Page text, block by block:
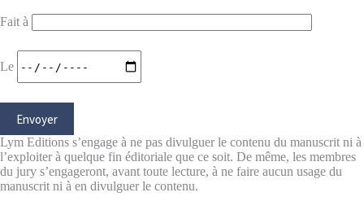
Fait à
Le
Lym Editions s’engage à ne pas divulguer le contenu du manuscrit ni à
l’exploiter à quelque fin éditoriale que ce soit. De même, les membres
du jury s’engageront, avant toute lecture, à ne faire aucun usage du
manuscrit ni à en divulguer le contenu.